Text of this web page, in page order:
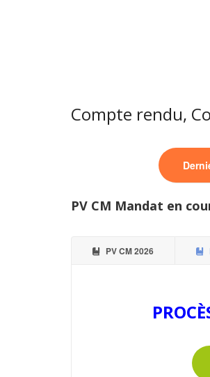
Compte rendu,
PV CM Mandat en
PV CM 2026